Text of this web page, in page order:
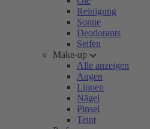
Reinigung
Sonne
Deodorants
Seifen
Make-up
Alle anzeigen
Augen
Lippen
Nägel
Pinsel
Teint